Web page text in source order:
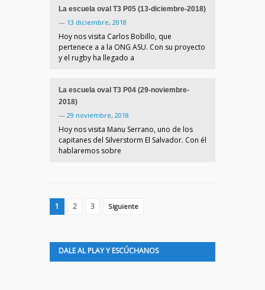
La escuela oval T3 P05 (13-diciembre-2018)
— 13 diciembre, 2018
Hoy nos visita Carlos Bobillo, que
pertenece a a la ONG ASU. Con su proyecto
y el rugby ha llegado a
La escuela oval T3 P04 (29-noviembre-
2018)
— 29 noviembre, 2018
Hoy nos visita Manu Serrano, uno de los
capitanes del Silverstorm El Salvador. Con él
hablaremos sobre
1 2 3 Siguiente
DALE AL PLAY Y ESCÚCHANOS